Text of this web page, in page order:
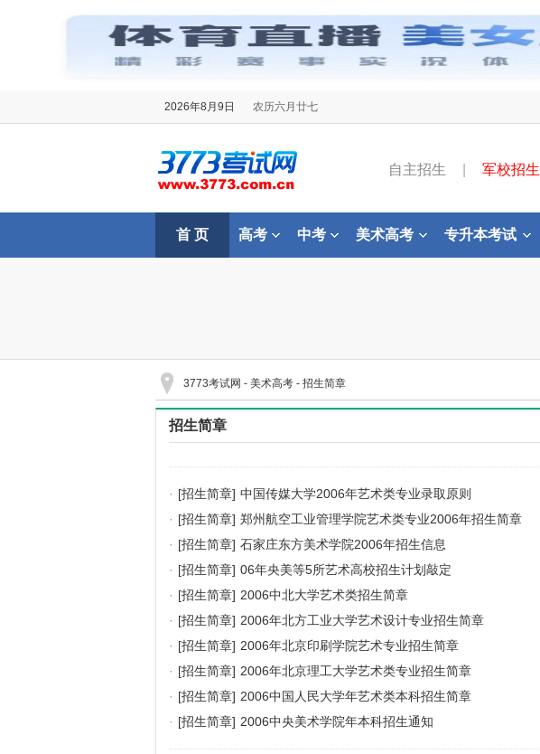
2026年8月9日 农历六月廿七
自主招生 军校招生
首 页 高考 中考 美术高考 专升本考试
3773考试网 - 美术高考 - 招生简章
招生简章
· [招生简章] 中国传媒大学2006年艺术类专业录取原则
· [招生简章] 郑州航空工业管理学院艺术类专业2006年招生简章
· [招生简章] 石家庄东方美术学院2006年招生信息
· [招生简章] 06年央美等5所艺术高校招生计划敲定
· [招生简章] 2006中北大学艺术类招生简章
· [招生简章] 2006年北方工业大学艺术设计专业招生简章
· [招生简章] 2006年北京印刷学院艺术专业招生简章
· [招生简章] 2006年北京理工大学艺术类专业招生简章
· [招生简章] 2006中国人民大学年艺术类本科招生简章
· [招生简章] 2006中央美术学院年本科招生通知